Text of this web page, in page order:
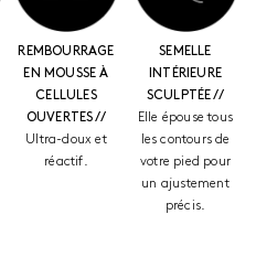
REMBOURRAGE
EN MOUSSE À
CELLULES
OUVERTES //
Ultra-doux et
réactif.
SEMELLE
INTÉRIEURE
SCULPTÉE //
Elle épouse tous
les contours de
votre pied pour
un ajustement
précis.